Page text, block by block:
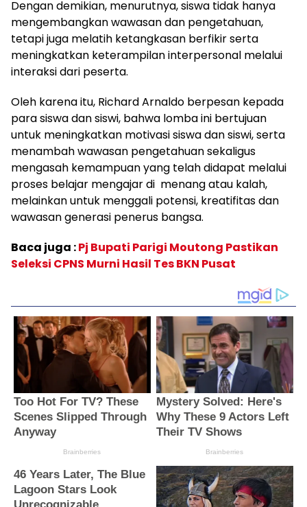
Dengan demikian, menurutnya, siswa tidak hanya
mengembangkan wawasan dan pengetahuan,
tetapi juga melatih ketangkasan berfikir serta
meningkatkan keterampilan interpersonal melalui
interaksi dari peserta.
Oleh karena itu, Richard Arnaldo berpesan kepada
para siswa dan siswi, bahwa lomba ini bertujuan
untuk meningkatkan motivasi siswa dan siswi, serta
menambah wawasan pengetahuan sekaligus
mengasah kemampuan yang telah didapat melalui
proses belajar mengajar di menang atau kalah,
melainkan untuk menggali potensi, kreatifitas dan
wawasan generasi penerus bangsa.
Baca juga :Pj Bupati Parigi Moutong Pastikan
Seleksi CPNS Murni Hasil Tes BKN Pusat